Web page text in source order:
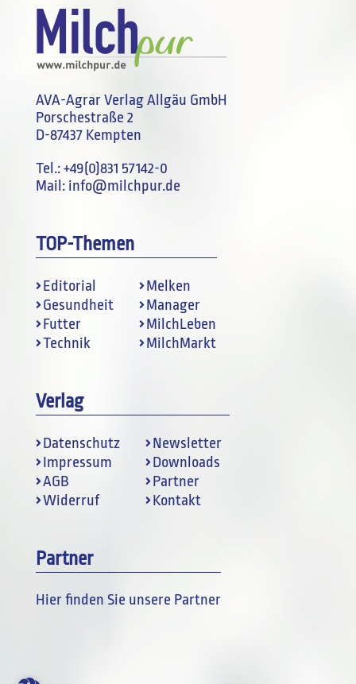
AVA-Agrar Verlag Allgäu GmbH
Porschestraße 2
D-87437 Kempten
Tel.:+49(0)831 57142-0
Mail: info@milchpur.de
TOP-Themen
Editorial
Gesundheit
Futter
Technik
Melken
Manager
MilchLeben
MilchMarkt
Verlag
Datenschutz
Impressum
AGB
Widerruf
Newsletter
Downloads
Partner
Kontakt
Partner
Hier finden Sie unsere Partner